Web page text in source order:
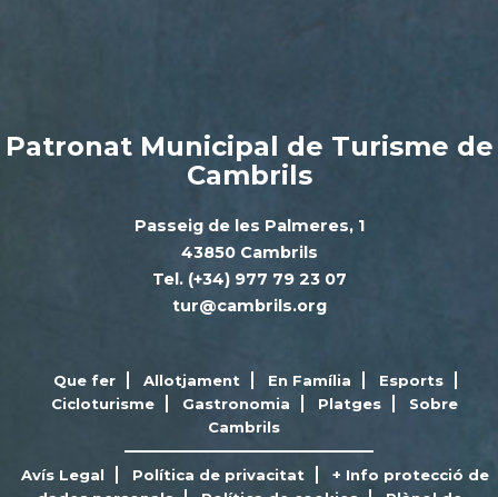
Patronat Municipal de Turisme de
Cambrils
Passeig de les Palmeres, 1
43850 Cambrils
Tel. (+34) 977 79 23 07
tur@cambrils.org
Que fer Allotjament En Família
Esports
Cicloturisme
Gastronomia Platges
Sobre
Cambrils
Avís Legal Política de privacitat
+ Info protecció de